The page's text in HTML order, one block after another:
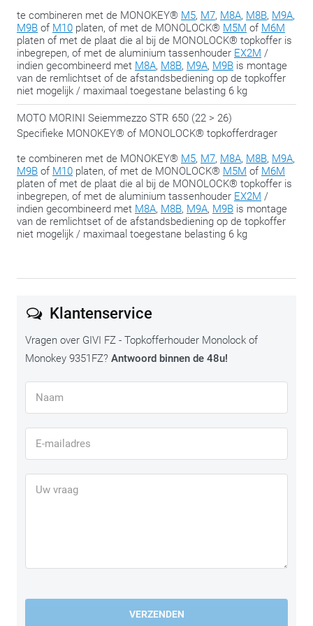
te combineren met de MONOKEY® M5, M7, M8A, M8B, M9A,
M9B of M10 platen, of met de MONOLOCK® M5M of M6M
platen of met de plaat die al bij de MONOLOCK® topkoffer is
inbegrepen, of met de aluminium tassenhouder EX2M /
indien gecombineerd met M8A, M8B, M9A, M9B is montage
van de remlichtset of de afstandsbediening op de topkoffer
niet mogelijk / maximaal toegestane belasting 6 kg
MOTO MORINI Seiemmezzo STR 650 (22 > 26)
Specifieke MONOKEY® of MONOLOCK® topkofferdrager
te combineren met de MONOKEY® M5, M7, M8A, M8B, M9A,
M9B of M10 platen, of met de MONOLOCK® M5M of M6M
platen of met de plaat die al bij de MONOLOCK® topkoffer is
inbegrepen, of met de aluminium tassenhouder EX2M /
indien gecombineerd met M8A, M8B, M9A, M9B is montage
van de remlichtset of de afstandsbediening op de topkoffer
niet mogelijk / maximaal toegestane belasting 6 kg
Klantenservice
Vragen over GIVI FZ - Topkofferhouder Monolock of
Monokey 9351FZ? Antwoord binnen de 48u!
VERZENDEN